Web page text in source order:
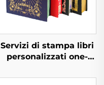
Servizi di stampa libri
personalizzati one-
alta qualità con bordi